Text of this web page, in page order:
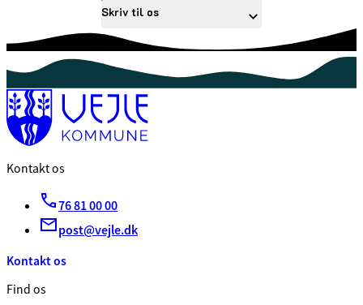
Skriv til os
Kontakt os
76 81 00 00
post@vejle.dk
Kontakt os
Find os